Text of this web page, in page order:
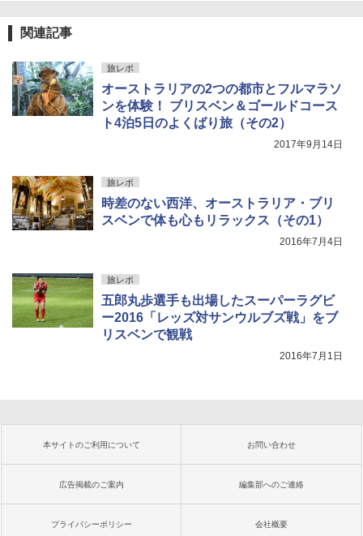
関連記事
旅レポ
オーストラリアの2つの都市とフルマラソ
ンを体験！ ブリスベン＆ゴールドコース
ト4泊5日のよくばり旅（その2）
2017年9月14日
旅レポ
時差のない西洋、オーストラリア・ブリ
スベンで体も心もリラックス（その1）
2016年7月4日
旅レポ
五郎丸歩選手も出場したスーパーラグビ
ー2016「レッズ対サンウルブズ戦」をブ
リスベンで観戦
2016年7月1日
本サイトのご利用について お問い合わせ
広告掲載のご案内 編集部へのご連絡
プライバシーポリシー 会社概要